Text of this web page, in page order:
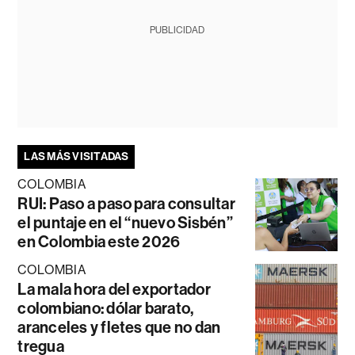
PUBLICIDAD
LAS MÁS VISITADAS
COLOMBIA
RUI: Paso a paso para consultar
el puntaje en el “nuevo Sisbén”
en Colombia este 2026
COLOMBIA
La mala hora del exportador
colombiano: dólar barato,
aranceles y fletes que no dan
tregua